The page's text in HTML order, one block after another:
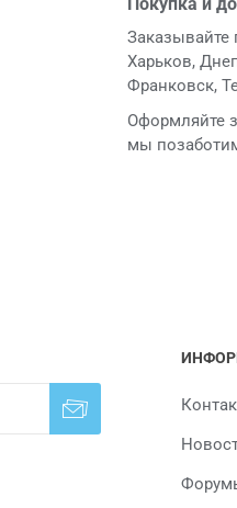
Заказывайте
Харьков,
Франковск,
Оформляйте
мы